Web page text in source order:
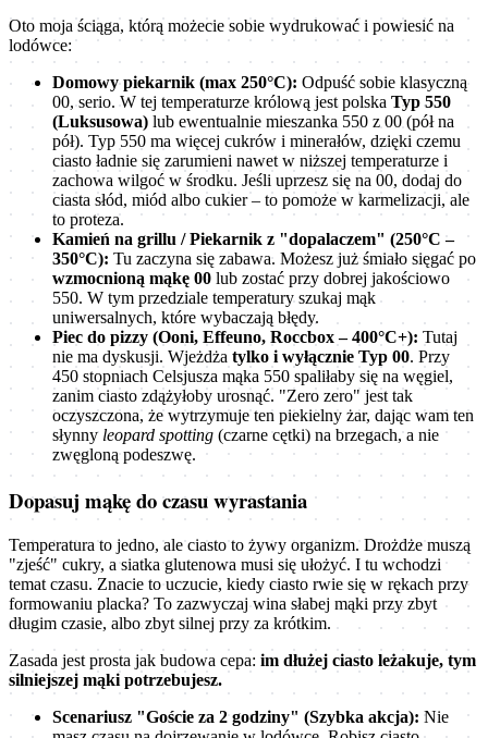
Oto moja ściąga, którą możecie sobie wydrukować i powiesić na
lodówce:
Domowy piekarnik (max 250°C): Odpuść sobie klasyczną
00, serio. W tej temperaturze królową jest polska Typ 550
(Luksusowa) lub ewentualnie mieszanka 550 z 00 (pół na
pół). Typ 550 ma więcej cukrów i minerałów, dzięki czemu
ciasto ładnie się zarumieni nawet w niższej temperaturze i
zachowa wilgoć w środku. Jeśli uprzesz się na 00, dodaj do
ciasta słód, miód albo cukier – to pomoże w karmelizacji, ale
to proteza.
Kamień na grillu / Piekarnik z "dopalaczem" (250°C –
350°C): Tu zaczyna się zabawa. Możesz już śmiało sięgać po
wzmocnioną mąkę 00 lub zostać przy dobrej jakościowo
550. W tym przedziale temperatury szukaj mąk
uniwersalnych, które wybaczają błędy.
Piec do pizzy (Ooni, Effeuno, Roccbox – 400°C+): Tutaj
nie ma dyskusji. Wjeżdża tylko i wyłącznie Typ 00. Przy
450 stopniach Celsjusza mąka 550 spaliłaby się na węgiel,
zanim ciasto zdążyłoby urosnąć. "Zero zero" jest tak
oczyszczona, że wytrzymuje ten piekielny żar, dając wam ten
słynny leopard spotting (czarne cętki) na brzegach, a nie
zwęgloną podeszwę.
Dopasuj mąkę do czasu wyrastania
Temperatura to jedno, ale ciasto to żywy organizm. Drożdże muszą
"zjeść" cukry, a siatka glutenowa musi się ułożyć. I tu wchodzi
temat czasu. Znacie to uczucie, kiedy ciasto rwie się w rękach przy
formowaniu placka? To zazwyczaj wina słabej mąki przy zbyt
długim czasie, albo zbyt silnej przy za krótkim.
Zasada jest prosta jak budowa cepa: im dłużej ciasto leżakuje, tym
silniejszej mąki potrzebujesz.
Scenariusz "Goście za 2 godziny" (Szybka akcja): Nie